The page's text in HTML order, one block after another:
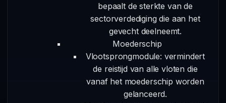
bepaalt de sterkte van de
sectorverdediging die aan het
gevecht deelneemt.
Moederschip
Vlootsprongmodule: vermindert
de reistijd van alle vloten die
vanaf het moederschip worden
gelanceerd.